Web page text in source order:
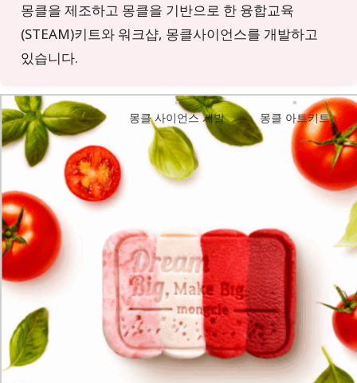
몽클을 제조하고 몽클을 기반으로 한 융합교육
(STEAM)키트와 워크샵, 몽클사이언스를 개발하고
있습니다.
몽클 사이언스 개발 몽클 아트키트